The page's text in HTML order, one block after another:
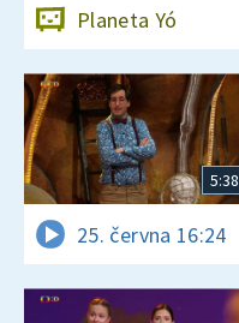
Planeta Yó
5:38
25. června 16:24